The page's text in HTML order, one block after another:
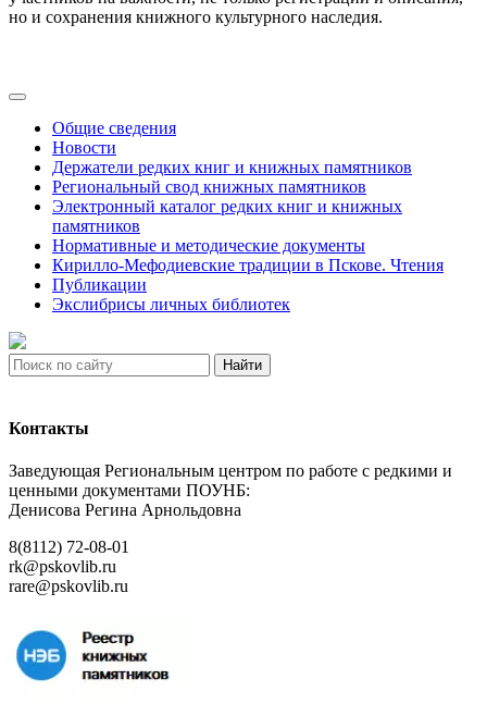
но и сохранения книжного культурного наследия.
Общие сведения
Новости
Держатели редких книг и книжных памятников
Региональный свод книжных памятников
Электронный каталог редких книг и книжных
памятников
Нормативные и методические документы
Кирилло-Мефодиевские традиции в Пскове. Чтения
Публикации
Экслибрисы личных библиотек
Найти
Контакты
Заведующая Региональным центром по работе с редкими и
ценными документами ПОУНБ:
Денисова Регина Арнольдовна
8(8112) 72-08-01
rk@pskovlib.ru
rare@pskovlib.ru